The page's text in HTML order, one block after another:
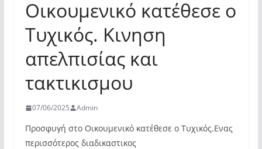
Οικουμενικό κατέθεσε ο
Τυχικός. Κινηση
απελπισίας και
τακτικισμου
07/06/2025 Admin
Προσφυγή στο Οικουμενικό κατέθεσε ο Τυχικός.Ενας
περισσότερος διαδικαστικος